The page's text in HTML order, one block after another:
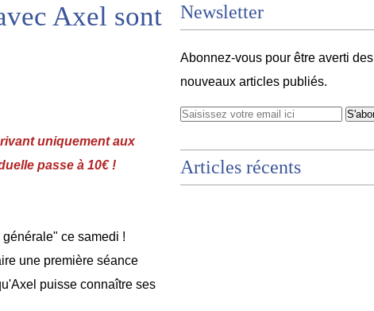
Axel sont
uniquement aux
passe à 10€ !
ce samedi !
une première séance
puisse connaître ses
Newsletter
Abonnez-vous pour être averti des
nouveaux articles publiés.
Articles récents